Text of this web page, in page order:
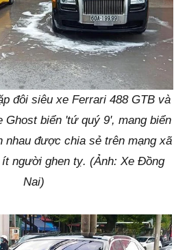
đôi siêu xe Ferrari 488 GTB và
Ghost biển 'tứ quý 9', mang biển
nhau được chia sẻ trên mạng xã
người ghen tỵ. (Ảnh: Xe Đồng
Nai)